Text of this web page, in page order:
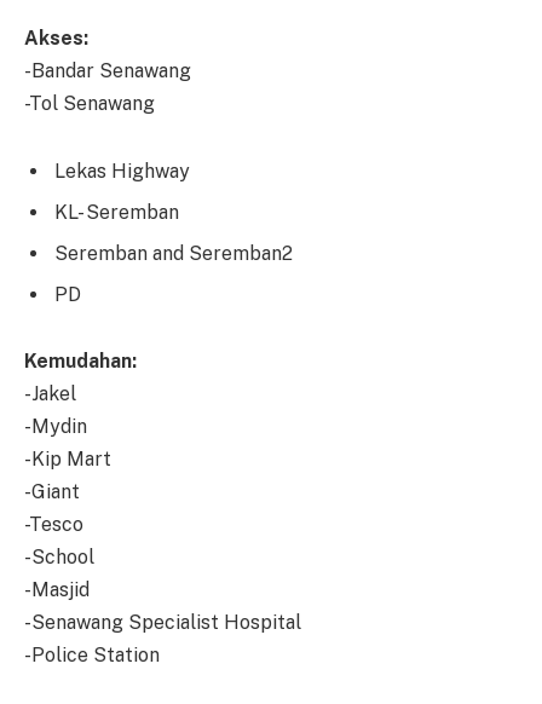
Akses:
-Bandar Senawang
-Tol Senawang
Lekas Highway
KL- Seremban
Seremban and Seremban2
PD
Kemudahan:
-Jakel
-Mydin
-Kip Mart
-Giant
-Tesco
-School
-Masjid
-Senawang Specialist Hospital
-Police Station